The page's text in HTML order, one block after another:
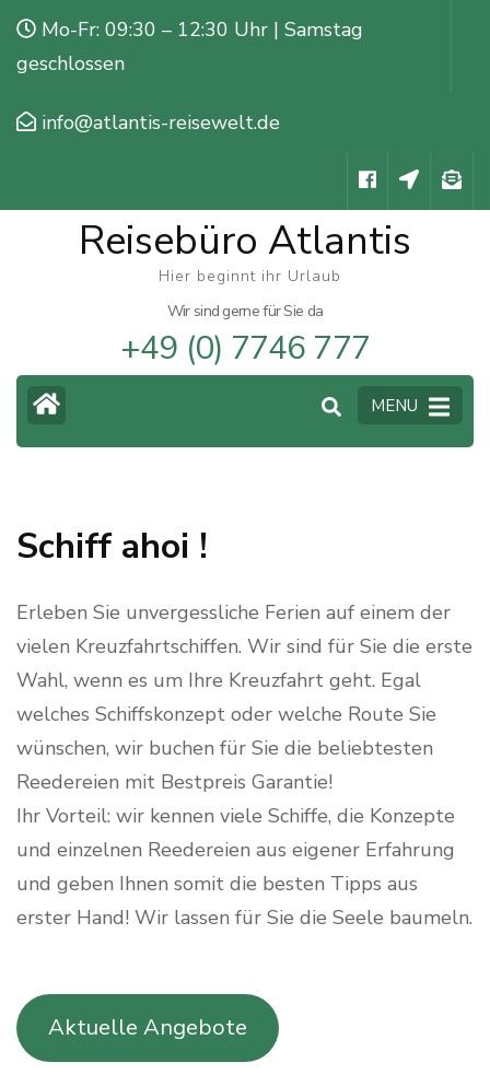
Skip
(Press
Mo-Fr: 09:30 – 12:30 Uhr | Samstag
geschlossen
info@atlantis-reisewelt.de
Reisebüro Atlantis
Hier beginnt ihr Urlaub
Wir sind gerne für Sie da
+49 (0) 7746 777
MENU
Schiff ahoi !
Erleben Sie unvergessliche Ferien auf einem der
vielen Kreuzfahrtschiffen. Wir sind für Sie die erste
Wahl, wenn es um Ihre Kreuzfahrt geht. Egal
welches Schiffskonzept oder welche Route Sie
wünschen, wir buchen für Sie die beliebtesten
Reedereien mit Bestpreis Garantie!
Ihr Vorteil: wir kennen viele Schiffe, die Konzepte
und einzelnen Reedereien aus eigener Erfahrung
und geben Ihnen somit die besten Tipps aus
erster Hand! Wir lassen für Sie die Seele baumeln.
Aktuelle Angebote